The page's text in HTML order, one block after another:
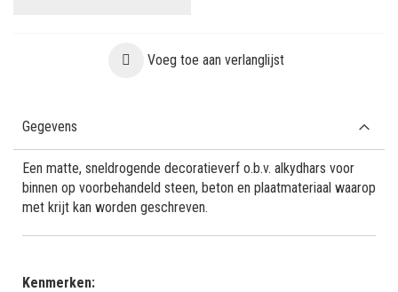
Voeg toe aan verlanglijst
Gegevens
Een matte, sneldrogende decoratieverf o.b.v. alkydhars voor
binnen op voorbehandeld steen, beton en plaatmateriaal waarop
met krijt kan worden geschreven.
Kenmerken: